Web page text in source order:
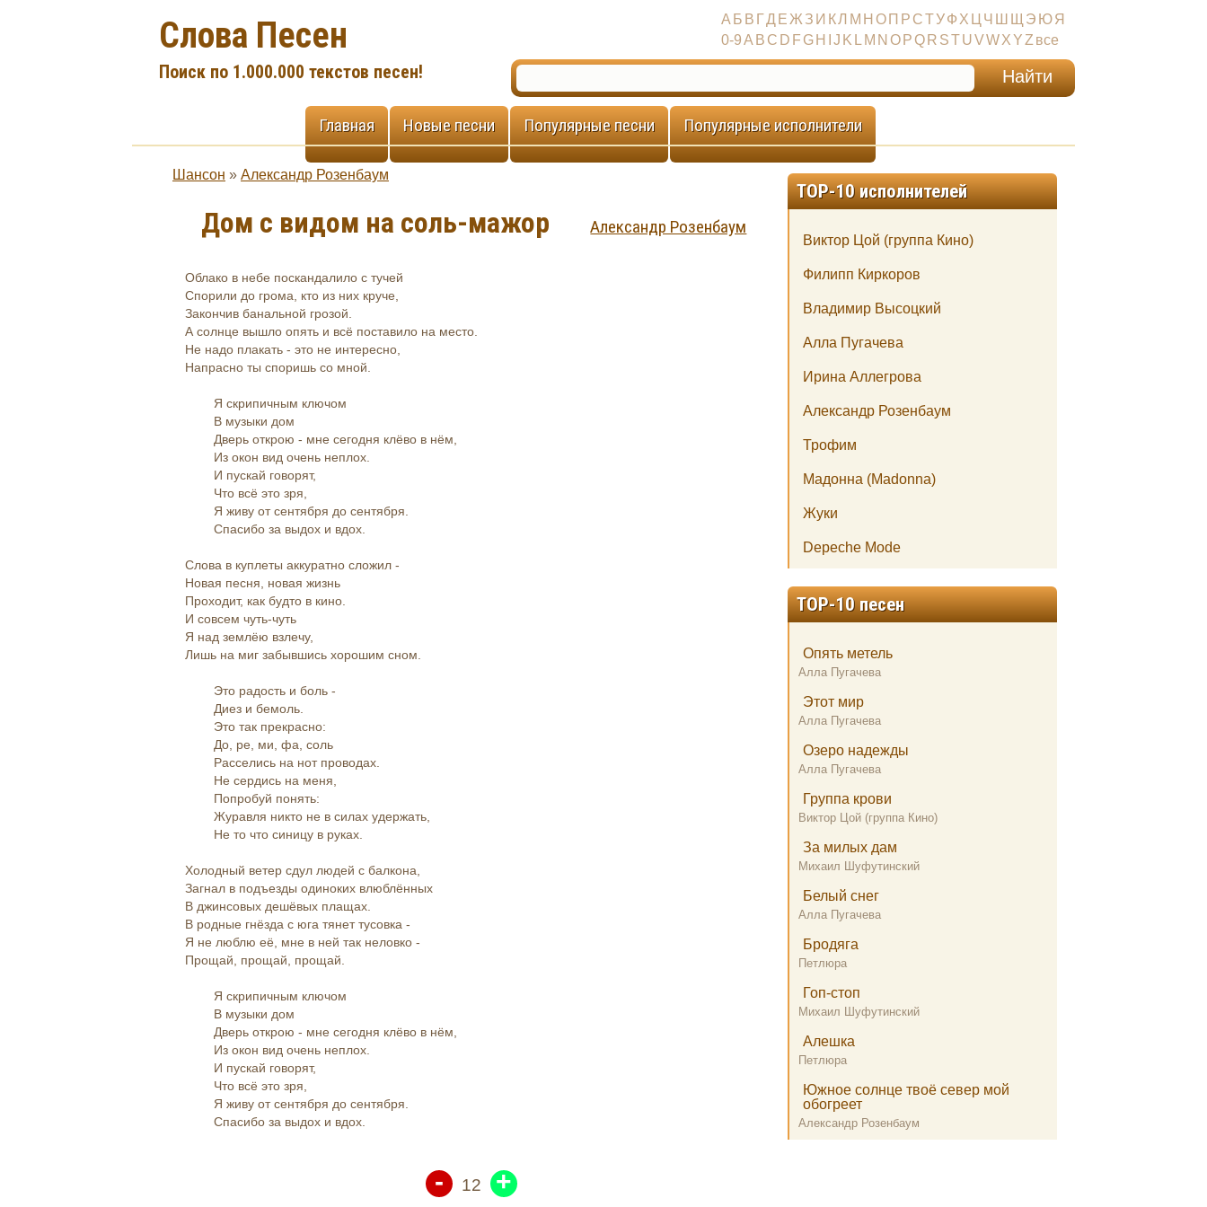
Слова Песен
Поиск по 1.000.000 текстов песен!
А Б В ГД Е Ж З И КЛ М Н О П Р СТУФХ Ц Ч Ш Щ Э ЮЯ
0-9A B C D F G H J K L M N O PQ R STUVWXYZ все
Главная Новые песни Популярные песни Популярные исполнители
Шансон » Александр Розенбаум
Дом с видом на соль-мажор Александр Розенбаум
Облако в небе поскандалило с тучей
Спорили до грома, кто из них круче,
Закончив банальной грозой.
А солнце вышло опять и всё поставило на место.
Не надо плакать - это не интересно,
Напрасно ты споришь со мной.
Я скрипичным ключом
В музыки дом
Дверь открою - мне сегодня клёво в нём,
Из окон вид очень неплох.
И пускай говорят,
Что всё это зря,
Я живу от сентября до сентября.
Спасибо за выдох и вдох.
Слова в куплеты аккуратно сложил -
Новая песня, новая жизнь
Проходит, как будто в кино.
И совсем чуть-чуть
Я над землёю взлечу,
Лишь на миг забывшись хорошим сном.
Это радость и боль -
Диез и бемоль.
Это так прекрасно:
До, ре, ми, фа, соль
Расселись на нот проводах.
Не сердись на меня,
Попробуй понять:
Журавля никто не в силах удержать,
Не то что синицу в руках.
Холодный ветер сдул людей с балкона,
Загнал в подъезды одиноких влюблённых
В джинсовых дешёвых плащах.
В родные гнёзда с юга тянет тусовка -
Я не люблю её, мне в ней так неловко -
Прощай, прощай, прощай.
Я скрипичным ключом
В музыки дом
Дверь открою - мне сегодня клёво в нём,
Из окон вид очень неплох.
И пускай говорят,
Что всё это зря,
Я живу от сентября до сентября.
Спасибо за выдох и вдох.
- 12 +
TOP-10 исполнителей
Виктор Цой (группа Кино)
Филипп Киркоров
Владимир Высоцкий
Алла Пугачева
Ирина Аллегрова
Александр Розенбаум
Трофим
Мадонна (Madonna)
Жуки
Depeche Mode
TOP-10 песен
Опять метель
Алла Пугачева
Этот мир
Алла Пугачева
Озеро надежды
Алла Пугачева
Группа крови
Виктор Цой (группа Кино)
За милых дам
Михаил Шуфутинский
Белый снег
Алла Пугачева
Бродяга
Петлюра
Гоп-стоп
Михаил Шуфутинский
Алешка
Петлюра
Южное солнце твоё север мой
обогреет
Александр Розенбаум